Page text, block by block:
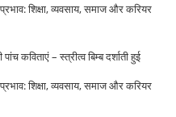
शिक्षा, व्यवसाय, समाज और करियर
कविताएं – स्त्रीत्व बिम्ब दर्शाती हुई
शिक्षा, व्यवसाय, समाज और करियर